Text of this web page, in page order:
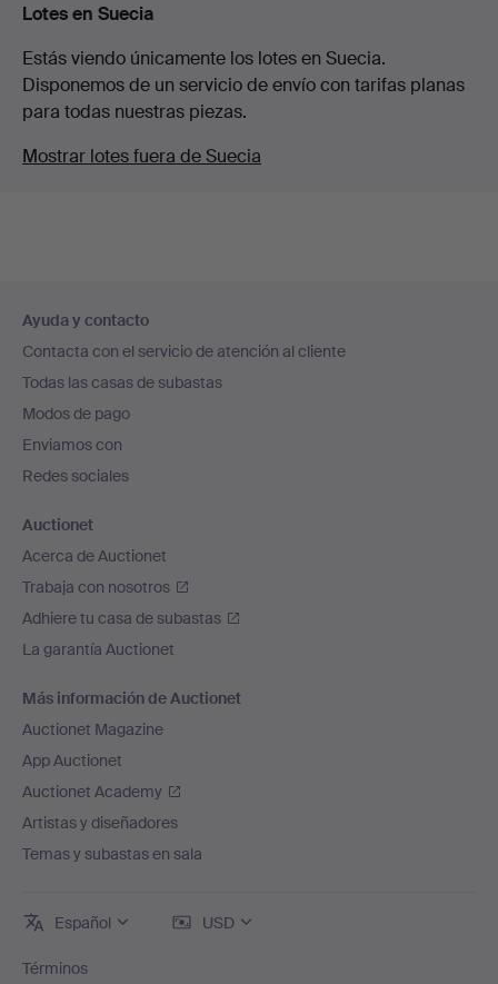
Lotes en Suecia
Estás viendo únicamente los lotes en Suecia.
Disponemos de un servicio de envío con tarifas planas
para todas nuestras piezas.
Mostrar lotes fuera de Suecia
en
el
pie
de
página
Ayuda y contacto
Contacta con el servicio de atención al cliente
Todas las casas de subastas
Modos de pago
Enviamos con
Redes sociales
Auctionet
Acerca de Auctionet
Trabaja con nosotros
Adhiere tu casa de subastas
La garantía Auctionet
Más información de Auctionet
Auctionet Magazine
App Auctionet
Auctionet Academy
Artistas y diseñadores
Temas y subastas en sala
Español USD
Términos